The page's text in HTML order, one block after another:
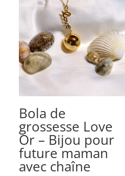
Bola de
grossesse Love
Or – Bijou pour
future maman
avec chaîne